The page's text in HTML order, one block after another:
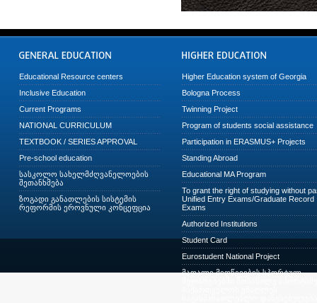
Educational Resource centers
Inclusive Education
Current Programs
NATIONAL CURRICULUM
TEXTBOOK / SERIES APPROVAL
Pre-school education
სასკოლო სახელმძღვანელოების
შეთანხმება
ზოგადი განათლების სისტემის
რეფორმის ეროვნული კონცეფცია
Higher Education system of Georgia
Bologna Process
Twinning Project
Program of students social assistance
Participation in ERASMUS+ Projects
Standing Abroad
Educational MA Program
To grant the right of studying without
Unified Entry Exams/Graduate Record
Exams
Authorized Institutions
Student Card
Eurostudent National Project
მაღალი მიღწევების სპორტულ